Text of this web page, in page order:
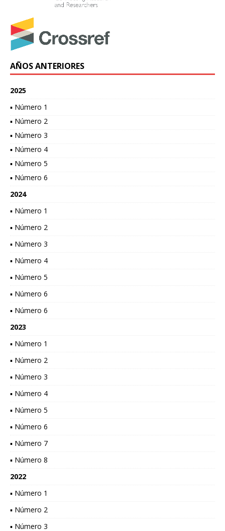
AÑOS ANTERIORES
2025
▪ Número 1
▪ Número 2
▪ Número 3
▪ Número 4
▪ Número 5
▪ Número 6
2024
▪ Número 1
▪ Número 2
▪ Número 3
▪ Número 4
▪ Número 5
▪ Número 6
▪ Número 6
2023
▪ Número 1
▪ Número 2
▪ Número 3
▪ Número 4
▪ Número 5
▪ Número 6
▪ Número 7
▪ Número 8
2022
▪ Número 1
▪ Número 2
▪ Número 3